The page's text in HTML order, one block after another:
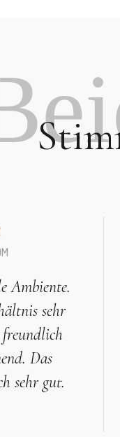
Ambiente.
sehr
freundlich
Das
sehr gut.